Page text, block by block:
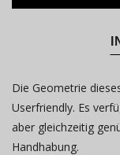
Die Geometrie
Userfriendly. Es
aber gleichzeitig
Handhabung.